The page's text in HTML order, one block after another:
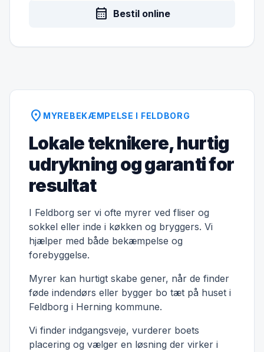
calendar_month Bestil online
location_on MYREBEKÆMPELSE I FELDBORG
Lokale teknikere, hurtig
udrykning og garanti for
resultat
I Feldborg ser vi ofte myrer ved fliser og
sokkel eller inde i køkken og bryggers. Vi
hjælper med både bekæmpelse og
forebyggelse.
Myrer kan hurtigt skabe gener, når de finder
føde indendørs eller bygger bo tæt på huset i
Feldborg i Herning kommune.
Vi finder indgangsveje, vurderer boets
placering og vælger en løsning der virker i